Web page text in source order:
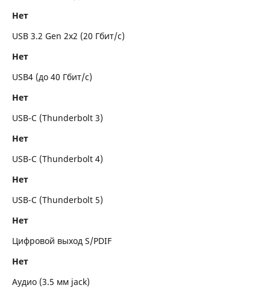
Нет
USB 3.2 Gen 2x2 (20 Гбит/с)
Нет
USB4 (до 40 Гбит/с)
Нет
USB-C (Thunderbolt 3)
Нет
USB-C (Thunderbolt 4)
Нет
USB-C (Thunderbolt 5)
Нет
Цифровой выход S/PDIF
Нет
Аудио (3.5 мм jack)